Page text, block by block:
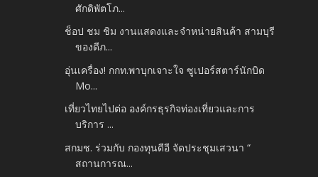
ศักดิพัตโภ...
ช็อป ชม ชิม งานแสดงและจำหน่ายสินค้า สามบุรี
ของดีภ...
อุ่นเครื่อง! กกท.พาบุกเจาะใจ ซูเปอร์สตาร์นักบิด
Mo...
เที่ยวไทยไปต่อ องค์กรธุรกิจท่องเที่ยวและการ
บริการ ...
สกมช. ร่วมกับ กองทุนดีอี จัดประชุมเสวนา “
สถานการณ...